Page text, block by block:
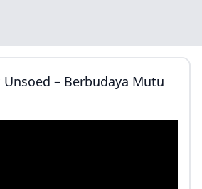
ティアキン
Unsoed – Berbudaya Mutu